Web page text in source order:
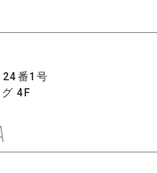
24番1号
4F